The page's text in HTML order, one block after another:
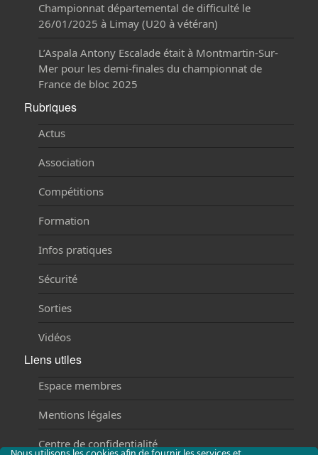
Championnat départemental de difficulté le
26/01/2025 à Limay (U20 à vétéran)
L’Aspala Antony Escalade était à Montmartin-Sur-
Mer pour les demi-finales du championnat de
France de bloc 2025
Rubriques
Actus
Association
Compétitions
Formation
Infos pratiques
Sécurité
Sorties
Vidéos
Liens utiles
Espace membres
Mentions légales
Centre de confidentialité